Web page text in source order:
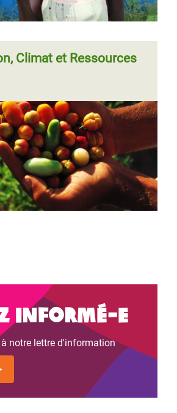
Climat et Ressources
informé-e
notre lettre d'information